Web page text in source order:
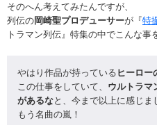
そのへん考えてみたんですが、
列伝の岡崎聖プロデューサーが『特
トラマン列伝』特集の中でこんな事
やはり作品が持っている ヒーロー
この仕事をしていて、 ウルトラマ
があるなと、今まで以上に感じま
もう名曲の嵐！